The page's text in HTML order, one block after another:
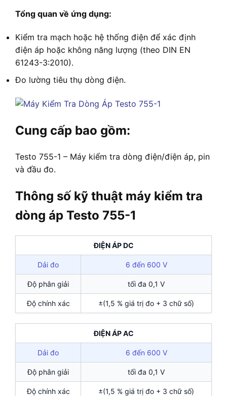
Tổng quan về ứng dụng:
Kiểm tra mạch hoặc hệ thống điện để xác định
điện áp hoặc không năng lượng (theo DIN EN
61243-3:2010).
Đo lường tiêu thụ dòng điện.
Cung cấp bao gồm:
Testo 755-1 – Máy kiểm tra dòng điện/điện áp, pin
và đầu đo.
Thông số kỹ thuật máy kiểm tra
dòng áp Testo 755-1
ĐIỆN ÁP DC
Dải đo 6 đến 600 V
Độ phân giải tối đa 0,1 V
Độ chính xác ±(1,5 % giá trị đo + 3 chữ số)
ĐIỆN ÁP AC
Dải đo 6 đến 600 V
Độ phân giải tối đa 0,1 V
Độ chính xác ±(1,5 % giá trị đo + 3 chữ số)